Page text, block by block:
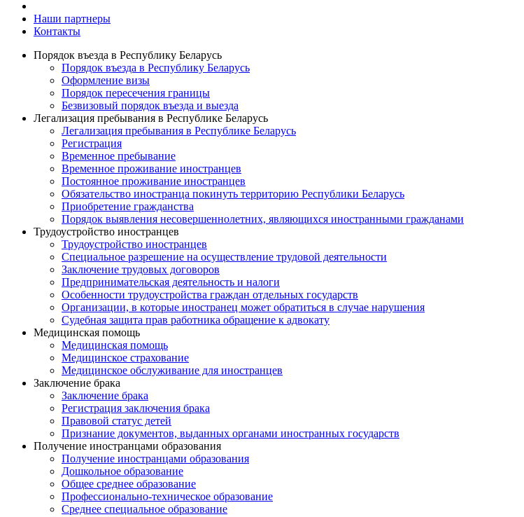
Наши партнеры
Контакты
Порядок въезда в Республику Беларусь
Порядок въезда в Республику Беларусь
Оформление визы
Порядок пересечения границы
Безвизовый порядок въезда и выезда
Легализация пребывания в Республике Беларусь
Легализация пребывания в Республике Беларусь
Регистрация
Временное пребывание
Временное проживание иностранцев
Постоянное проживание иностранцев
Обязательство иностранца покинуть территорию Республики Беларусь
Приобретение гражданства
Порядок выявления несовершеннолетних, являющихся иностранными гражданами
Трудоустройство иностранцев
Трудоустройство иностранцев
Специальное разрешение на осуществление трудовой деятельности
Заключение трудовых договоров
Предпринимательская деятельность и налоги
Особенности трудоустройства граждан отдельных государств
Организации, в которые иностранец может обратиться в случае нарушения
Судебная защита прав работника обращение к адвокату
Медицинская помощь
Медицинская помощь
Медицинское страхование
Медицинское обслуживание для иностранцев
Заключение брака
Заключение брака
Регистрация заключения брака
Правовой статус детей
Признание документов, выданных органами иностранных государств
Получение иностранцами образования
Получение иностранцами образования
Дошкольное образование
Общее среднее образование
Профессионально-техническое образование
Среднее специальное образование